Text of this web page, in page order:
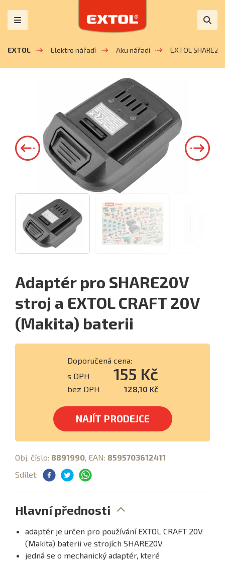
EXTOL Elektro nářadí Aku nářadí EXTOL
Adaptér pro SHARE20V
stroj a EXTOL CRAFT 20V
(Makita) baterii
Doporučená cena:
s DPH
155 Kč
bez DPH 128,10 Kč
NAJÍT PRODEJCE
Obj. číslo: 8891990, EAN: 8595703612411
Sdílet:
Hlavní přednosti
adaptér je určen pro používání EXTOL CRAFT 20V
(Makita) baterii ve strojích SHARE20V
jedná se o mechanický adaptér, které